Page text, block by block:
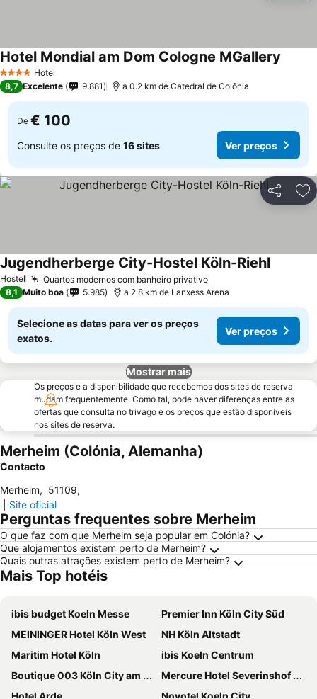
4 EstrelasHotel
Hotel Mondial am Dom Cologne MGallery
8,7 Excelente 9.881 a 0.2 km de Catedral de Colônia
De € 100
Consulte os preços de 16 sites Ver preços
Partilhar
Hostel Quartos modernos com banheiro privativo
Jugendherberge City-Hostel Köln-Riehl
8,1 Muito boa 5.985 a 2.8 km de Lanxess Arena
Selecione as datas para ver os preços
exatos.
Ver preços
Mostrar mais
Os preços e a disponibilidade que recebemos dos sites de reserva
mudam frequentemente. Como tal, pode haver diferenças entre as
ofertas que consulta no trivago e os preços que estão disponíveis
nos sites de reserva.
Merheim (Colónia, Alemanha)
Contacto
Merheim, 51109,
Site oficial
Perguntas frequentes sobre Merheim
O que faz com que Merheim seja popular em Colónia?
Que alojamentos existem perto de Merheim?
Quais outras atrações existem perto de Merheim?
Mais Top hotéis
ibis budget Koeln Messe
Premier Inn Köln City Süd
MEININGER Hotel Köln West
NH Köln Altstadt
Maritim Hotel Köln
ibis Koeln Centrum
Boutique 003 Köln City am Dom, Trademark Collection by Wyndham
Mercure Hotel Severinshof Koeln City
Hotel Arde
Novotel Koeln City